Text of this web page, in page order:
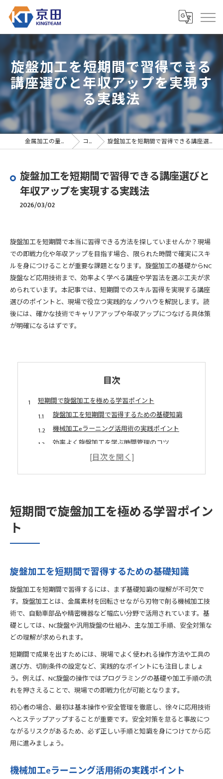
旋盤加工を短期間で習得できる
講座選びと年収アップを実現す
る実践法
金属加工の量産なら京田精密 コラム 旋盤加工を短期間で習得できる講座選びと年収アップを実現する実践法
旋盤加工を短期間で習得できる講座選びと
年収アップを実現する実践法
2026/03/02
旋盤加工を短期間で本当に習得できる方法を探していませんか？現場
での即戦力化や年収アップを目指す場合、限られた時間で確実にスキ
ルを身につけることが重要な課題となります。旋盤加工の基礎からNC
旋盤など応用技術まで、効率よく学べる講座や学習法を選ぶ工夫が求
められています。本記事では、短期間でのスキル習得を実現する講座
選びのポイントと、現場で役立つ実践的なノウハウを解説します。読
後には、確かな技術でキャリアアップや年収アップにつなげる具体策
が明確になるはずです。
目次
短期間で旋盤加工を極める学習ポイント
旋盤加工を短期間で習得するための基礎知識
機械加工eラーニング活用術の実践ポイント
効率よく旋盤加工を学ぶ時間管理のコツ
切削加工セミナーで得られる最新技術情報
eラーニングで旋盤加工を効率的に学ぶ方法
次のキャリアへ導く旋盤加工短期習得術
機械加工技能士資格取得を目指す学習戦略
NC旋盤技術を短期間で身につける実践方法
旋盤加工スキルで転職市場を有利に進める
通信教育を活用した旋盤加工短期集中法
年収アップを叶える速習旋盤加工の学び方
旋盤加工スキル向上が年収アップにつながる理由
短期間習得で高収入を目指す旋盤加工講座活用法
即戦力となる旋盤加工技術の習得ポイント
機械加工技能士資格取得で手当アップを目指す
NC旋盤技術強化と年収アップ戦略の実践例
現場で活かす旋盤加工スキル短期取得法
短期間で使える旋盤加工基礎力の身につけ方
短期間で旋盤加工を極める学習ポイン
ト
旋盤加工を短期間で習得するための基礎知識
旋盤加工を短期間で習得するには、まず基礎知識の理解が不可欠で
す。旋盤加工とは、金属素材を回転させながら刃物で削る機械加工技
術で、自動車部品や精密機器など幅広い分野で活用されています。基
礎としては、NC旋盤や汎用旋盤の仕組み、主な加工手順、安全対策な
どの理解が求められます。
短期間で成果を出すためには、現場でよく使われる操作方法や工具の
選び方、切削条件の設定など、実践的なポイントにも注目しましょ
う。例えば、NC旋盤の操作ではプログラミングの基礎や加工手順の流
れを押さえることで、現場での即戦力化が可能となります。
初心者の場合、最初は基本操作や安全管理を徹底し、徐々に応用技術
へとステップアップすることが重要です。安全対策を怠ると事故につ
ながるリスクがあるため、必ず正しい手順と知識を身につけてから応
用に進みましょう。
機械加工eラーニング活用術の実践ポイント